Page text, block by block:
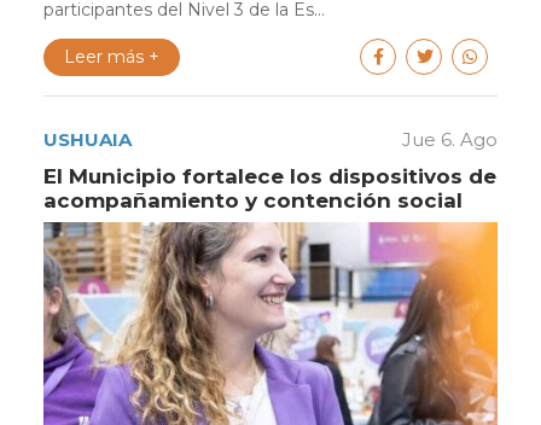
participantes del Nivel 3 de la Es...
Leer más +
USHUAIA Jue 6. Ago
El Municipio fortalece los dispositivos de
acompañamiento y contención social